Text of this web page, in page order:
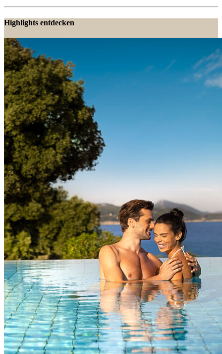
Highlights entdecken